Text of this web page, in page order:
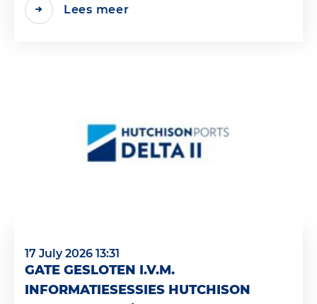
Lees meer
17 July 2026 13:31
GATE GESLOTEN I.V.M.
INFORMATIESESSIES HUTCHISON